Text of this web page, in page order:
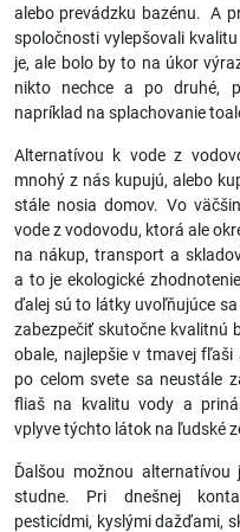
alebo prevádzku bazénu. A
spoločnosti vylepšovali
je, ale bolo by to na úkor
nikto nechce a po druhé,
napríklad na splachovanie
Alternatívou k vode z
mnohý z nás kupujú, alebo
stále nosia domov. Vo
vode z vodovodu, ktorá ale
na nákup, transport a
a to je ekologické
ďalej sú to látky uvoľňujúce
zabezpečiť skutočne kvalitnú
obale, najlepšie v tmavej
po celom svete sa neustále
fliaš na kvalitu vody a
vplyve týchto látok na ľudské
Ďalšou možnou
studne. Pri dnešnej
pesticídmi, kyslými dažďami,